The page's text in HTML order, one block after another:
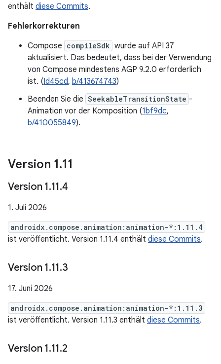
enthält diese Commits.
Fehlerkorrekturen
Compose compileSdk wurde auf API 37
aktualisiert. Das bedeutet, dass bei der Verwendung
von Compose mindestens AGP 9.2.0 erforderlich
ist. (Id45cd, b/413674743)
Beenden Sie die SeekableTransitionState -
Animation vor der Komposition (1bf9dc,
b/410055849).
Version 1.11
Version 1.11.4
1. Juli 2026
androidx.compose.animation:animation-*:1.11.4
ist veröffentlicht. Version 1.11.4 enthält diese Commits.
Version 1.11.3
17. Juni 2026
androidx.compose.animation:animation-*:1.11.3
ist veröffentlicht. Version 1.11.3 enthält diese Commits.
Version 1.11.2